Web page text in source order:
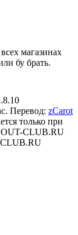
магазинах
бу брать.
Перевод: zCarot
только при
OUT-CLUB.RU